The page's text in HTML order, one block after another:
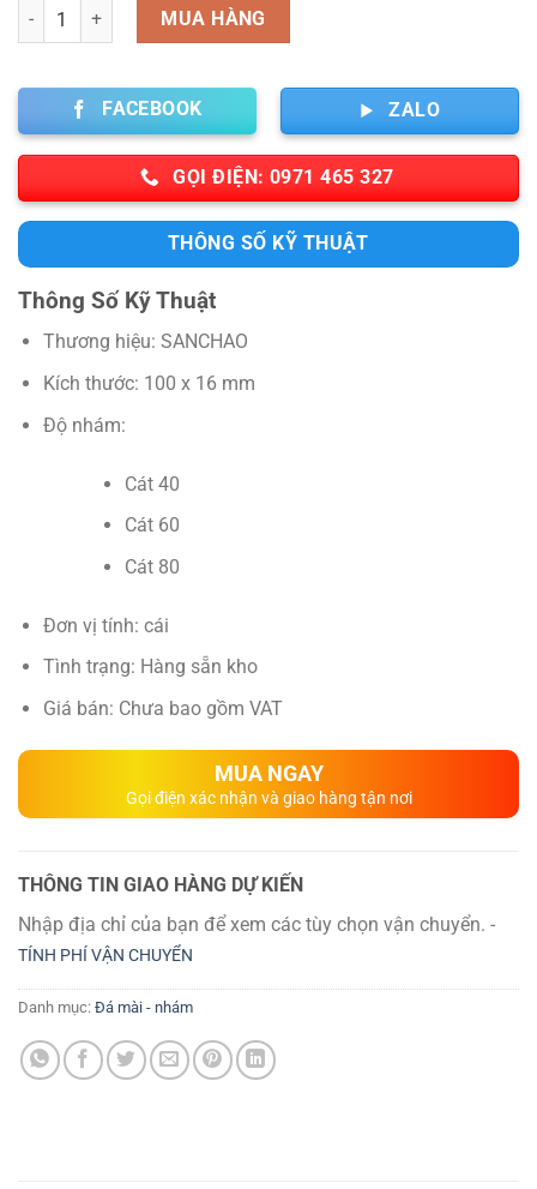
Số lượng MUA HÀNG
FACEBOOK ZALO
GỌI ĐIỆN: 0971 465 327
THÔNG SỐ KỸ THUẬT
Thông Số Kỹ Thuật
Thương hiệu: SANCHAO
Kích thước: 100 x 16 mm
Độ nhám:
Cát 40
Cát 60
Cát 80
Đơn vị tính: cái
Tình trạng: Hàng sẵn kho
Giá bán: Chưa bao gồm VAT
MUA NGAY
Gọi điện xác nhận và giao hàng tận nơi
THÔNG TIN GIAO HÀNG DỰ KIẾN
Nhập địa chỉ của bạn để xem các tùy chọn vận chuyển. -
TÍNH PHÍ VẬN CHUYỂN
Danh mục: Đá mài - nhám